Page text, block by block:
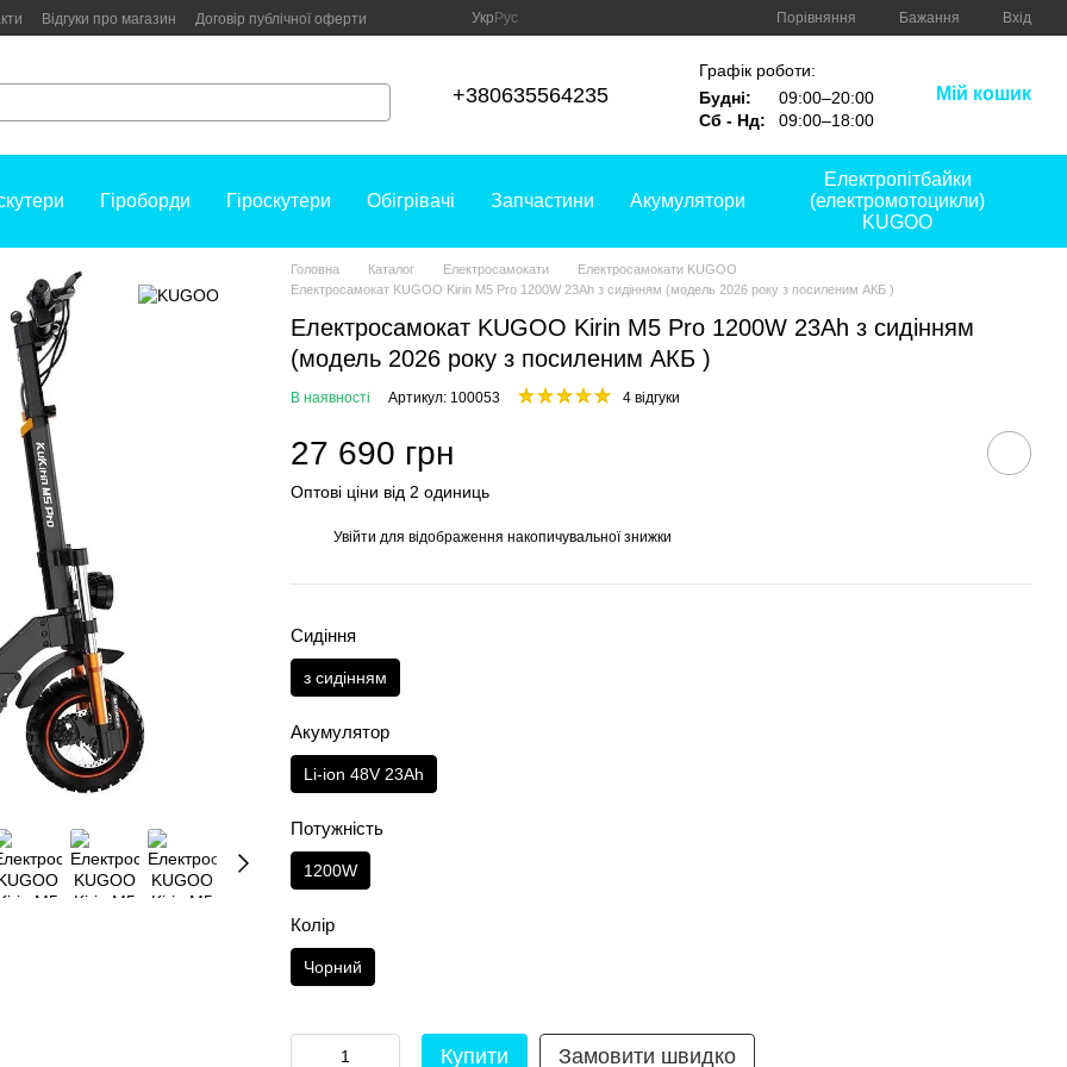
Відгуки про магазин Договір публічної оферти Укр Рус Порівняння Бажання Вхід
+380635564235
Графік роботи:
Будні:
09:00–20:00
Сб - Нд:
09:00–18:00
Мій кошик
Гіроборди Гіроскутери Обігрівачі Запчастини Акумулятори
Електропітбайки
(електромотоцикли)
KUGOO
Головна Каталог Електросамокати
Електросамокати KUGOO
Електросамокат KUGOO Kirin M5 Pro 1200W 23Ah з сидінням (модель 2026 року з посиленим АКБ )
Електросамокат KUGOO Kirin M5 Pro 1200W 23Ah з сидінням
(модель 2026 року з посиленим АКБ )
В наявності Артикул: 100053 4 відгуки
27 690 грн
Оптові ціни від 2 одиниць
Увійти для відображення накопичувальної знижки
Сидіння
з сидінням
Акумулятор
Li-ion 48V 23Ah
Потужність
1200W
Колір
Чорний
Купити Замовити швидко